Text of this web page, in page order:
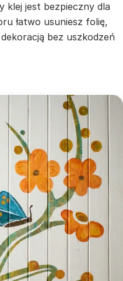
klej jest bezpieczny dla
łatwo usuniesz folię,
bez uszkodzeń